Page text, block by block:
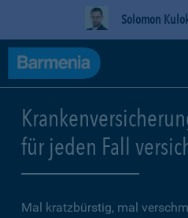
Solomon
für jeden Fall
Mal kratzbürstig, mal